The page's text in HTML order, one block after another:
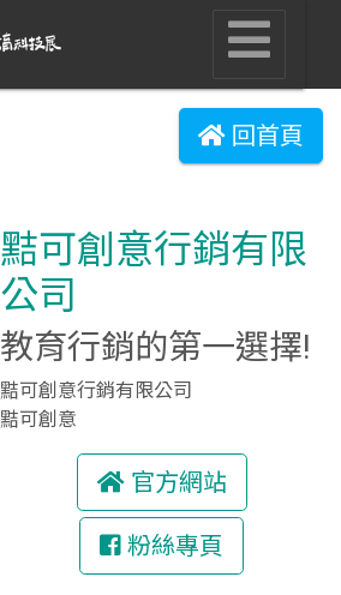
回首頁
黠可創意行銷有限
公司
教育行銷的第一選擇!
黠可創意行銷有限公司
黠可創意
官方網站
粉絲專頁